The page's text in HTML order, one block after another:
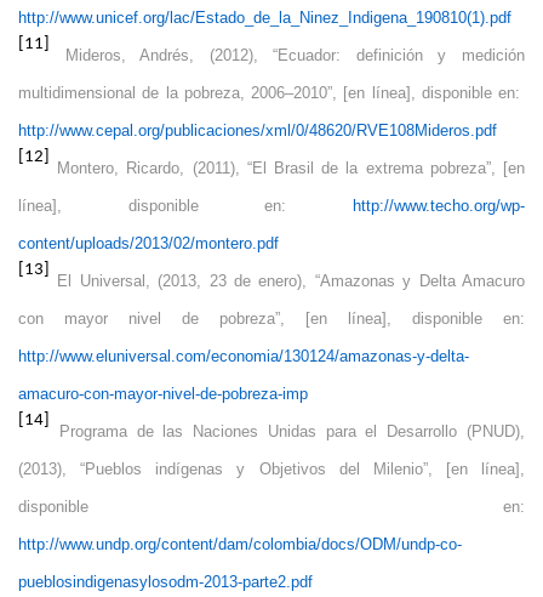
http://www.unicef.org/lac/Estado_de_la_Ninez_Indigena_190810(1).pdf
[11]
Mideros, Andrés, (2012), “Ecuador: definición y medición
multidimensional de la pobreza, 2006–2010”, [en línea], disponible en:
http://www.cepal.org/publicaciones/xml/0/48620/RVE108Mideros.pdf
[12]
Montero, Ricardo, (2011), “El Brasil de la extrema pobreza”, [en
línea], disponible en: http://www.techo.org/wp-
content/uploads/2013/02/montero.pdf
[13]
El Universal, (2013, 23 de enero), “Amazonas y Delta Amacuro
con mayor nivel de pobreza”, [en línea], disponible en:
http://www.eluniversal.com/economia/130124/amazonas-y-delta-
amacuro-con-mayor-nivel-de-pobreza-imp
[14]
Programa de las Naciones Unidas para el Desarrollo (PNUD),
(2013), “Pueblos indígenas y Objetivos del Milenio”, [en línea],
disponible en:
http://www.undp.org/content/dam/colombia/docs/ODM/undp-co-
pueblosindigenasylosodm-2013-parte2.pdf